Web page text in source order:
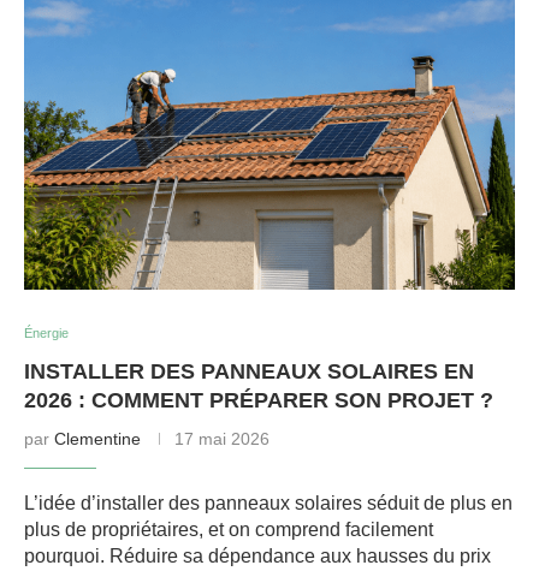
Énergie
INSTALLER DES PANNEAUX SOLAIRES EN
2026 : COMMENT PRÉPARER SON PROJET ?
par Clementine 17 mai 2026
L’idée d’installer des panneaux solaires séduit de plus en
plus de propriétaires, et on comprend facilement
pourquoi. Réduire sa dépendance aux hausses du prix